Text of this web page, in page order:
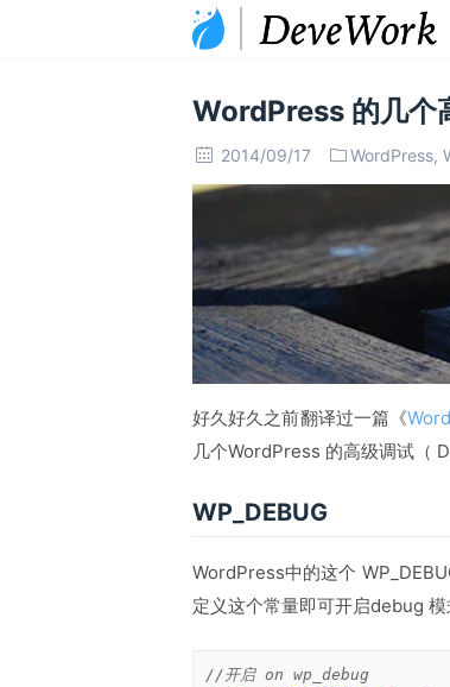
WordPress 的几个
2014/09/17 WordPress,
好久好久之前翻译过一篇《
几个WordPress 的高级调试（
WP_DEBUG
WordPress中的这个
定义这个常量即可开启debug 模
//开启 on wp_debug